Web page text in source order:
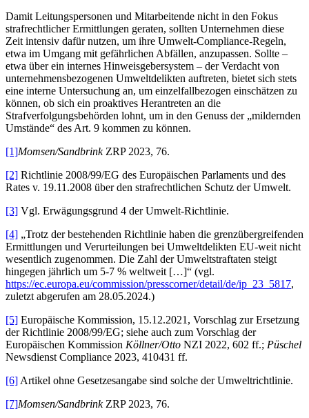
Damit Leitungspersonen und Mitarbeitende nicht in den Fokus
strafrechtlicher Ermittlungen geraten, sollten Unternehmen diese
Zeit intensiv dafür nutzen, um ihre Umwelt-Compliance-Regeln,
etwa im Umgang mit gefährlichen Abfällen, anzupassen. Sollte –
etwa über ein internes Hinweisgebersystem – der Verdacht von
unternehmensbezogenen Umweltdelikten auftreten, bietet sich stets
eine interne Untersuchung an, um einzelfallbezogen einschätzen zu
können, ob sich ein proaktives Herantreten an die
Strafverfolgungsbehörden lohnt, um in den Genuss der „mildernden
Umstände“ des Art. 9 kommen zu können.
[1]Momsen/Sandbrink ZRP 2023, 76.
[2] Richtlinie 2008/99/EG des Europäischen Parlaments und des
Rates v. 19.11.2008 über den strafrechtlichen Schutz der Umwelt.
[3] Vgl. Erwägungsgrund 4 der Umwelt-Richtlinie.
[4] „Trotz der bestehenden Richtlinie haben die grenzübergreifenden
Ermittlungen und Verurteilungen bei Umweltdelikten EU-weit nicht
wesentlich zugenommen. Die Zahl der Umweltstraftaten steigt
hingegen jährlich um 5-7 % weltweit […]“ (vgl.
https://ec.europa.eu/commission/presscorner/detail/de/ip_23_5817,
zuletzt abgerufen am 28.05.2024.)
[5] Europäische Kommission, 15.12.2021, Vorschlag zur Ersetzung
der Richtlinie 2008/99/EG; siehe auch zum Vorschlag der
Europäischen Kommission Köllner/Otto NZI 2022, 602 ff.; Püschel
Newsdienst Compliance 2023, 410431 ff.
[6] Artikel ohne Gesetzesangabe sind solche der Umweltrichtlinie.
[7]Momsen/Sandbrink ZRP 2023, 76.